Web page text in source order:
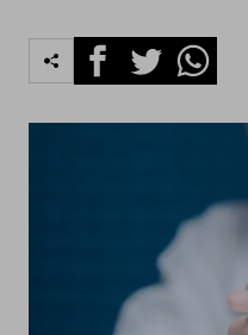
FacebookTwitterWhatsapp